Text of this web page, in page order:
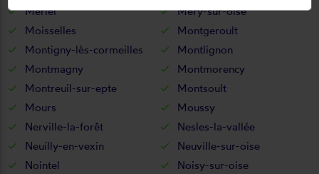
Mériel
Méry-sur-oise
Moisselles
Montgeroult
Montigny-lès-cormeilles
Montlignon
Montmagny
Montmorency
Montreuil-sur-epte
Montsoult
Mours
Moussy
Nerville-la-forêt
Nesles-la-vallée
Neuilly-en-vexin
Neuville-sur-oise
Nointel
Noisy-sur-oise